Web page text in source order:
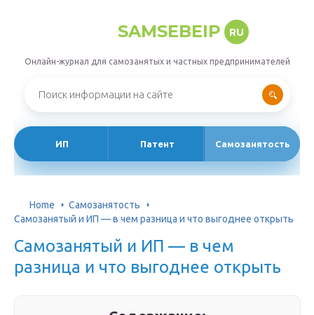
SAMSEBEIP RU
Онлайн-журнал для самозанятых и частных предпринимателей
ИП Патент Самозанятость
Home
Самозанятость
Самозанятый и ИП — в чем разница и что выгоднее открыть
Самозанятый и ИП — в чем
разница и что выгоднее открыть